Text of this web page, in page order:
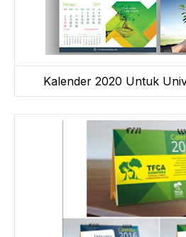
Kalender 2020 Untuk